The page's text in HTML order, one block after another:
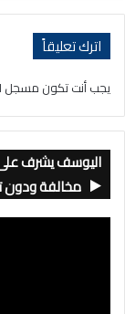
اترك تعليقاً
يجب أنت تكون مسجل
اليوسف يشرف على
مخالفة ودون